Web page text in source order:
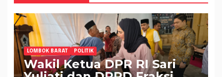
LOMBOK BARAT POLITIK
Wakil Ketua DPR RI Sari